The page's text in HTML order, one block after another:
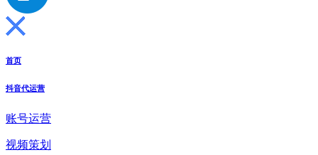
首页
抖音代运营
账号运营
视频策划